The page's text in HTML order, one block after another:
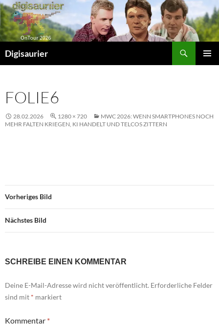
Zum
Inhalt
springen
Digisaurier
FOLIE6
28.02.2026 1280 × 720
MWC 2026: WENN SMARTPHONES NOCH
MEHR FALTEN KRIEGEN, KI HANDELT UND TELCOS ZITTERN
Vorheriges Bild
Nächstes Bild
SCHREIBE EINEN KOMMENTAR
Deine E-Mail-Adresse wird nicht veröffentlicht. Erforderliche Felder
sind mit * markiert
Kommentar *